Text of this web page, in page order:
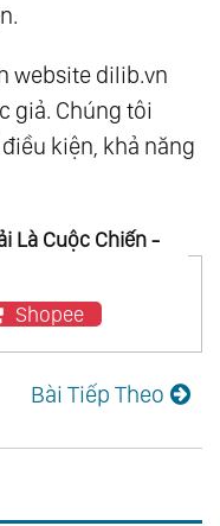
website dilib.vn
giả. Chúng tôi
kiện, khả năng
Là Cuộc Chiến -
Shopee
Bài Tiếp Theo